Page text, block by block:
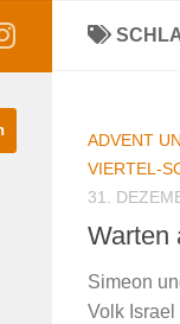
ADVENT
VIERTEL-
31.
Warten
Simeon
Volk